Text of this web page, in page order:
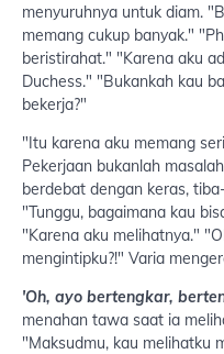
menyuruhnya untuk diam.
memang cukup banyak."
beristirahat." "Karena aku
Duchess." "Bukankah kau
bekerja?"
"Itu karena aku memang
Pekerjaan bukanlah
berdebat dengan keras,
"Tunggu, bagaimana kau
"Karena aku melihatnya."
mengintipku?!" Varia
'Oh, ayo bertengkar,
menahan tawa saat ia
"Maksudmu, kau melihatku